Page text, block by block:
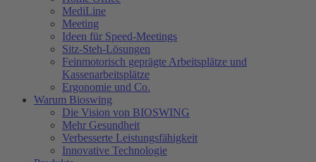
MediLine
Meeting
Ideen für Speed-Meetings
Sitz-Steh-Lösungen
Feinmotorisch geprägte Arbeitsplätze und
Kassenarbeitsplätze
Ergonomie und Co.
Warum Bioswing
Die Vision von BIOSWING
Mehr Gesundheit
Verbesserte Leistungsfähigkeit
Innovative Technologie